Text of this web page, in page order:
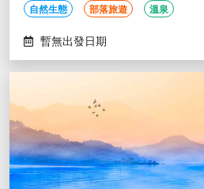
自然生態 部落旅遊 溫泉
暫無出發日期